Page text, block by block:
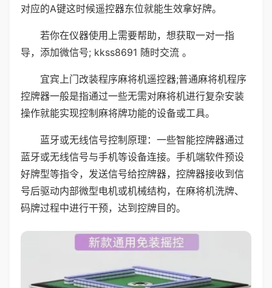
对应的A键这时候遥控器东位就能生效拿好牌。
若你在仪器使用上需要帮助，想获取一对一指
导，添加微信号; kkss8691 随时交流 。
宜宾上门改装程序麻将机遥控器;普通麻将机程序
控牌器一般是指通过一些无需对麻将机进行复杂安装
操作就能实现控制麻将牌功能的设备或工具。
蓝牙或无线信号控制原理：一些智能控牌器通过
蓝牙或无线信号与手机等设备连接。手机端软件预设
好牌型等指令，发送信号给控牌器，控牌器接收到信
号后驱动内部微型电机或机械结构，在麻将机洗牌、
码牌过程中进行干预，达到控牌目的。